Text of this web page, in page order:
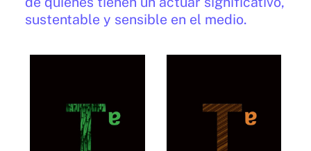
sustentable y sensible en el medio.